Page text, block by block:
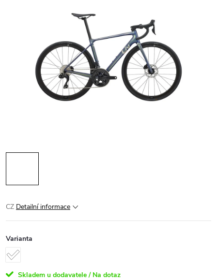
CZ Detailní informace
Varianta
Skladem u dodavatele / Na dotaz